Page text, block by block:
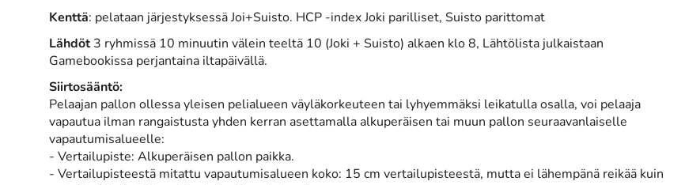
Kenttä: pelataan järjestyksessä Joi+Suisto. HCP -index Joki parilliset, Suisto parittomat
Lähdöt3 ryhmissä 10 minuutin välein teeltä 10 (Joki + Suisto) alkaen klo 8, Lähtölista julkaistaan
Gamebookissa perjantaina iltapäivällä.
Siirtosääntö:
Pelaajan pallon ollessa yleisen pelialueen väyläkorkeuteen tai lyhyemmäksi leikatulla osalla, voi pelaaja
vapautua ilman rangaistusta yhden kerran asettamalla alkuperäisen tai muun pallon seuraavanlaiselle
vapautumisalueelle:
- Vertailupiste: Alkuperäisen pallon paikka.
- Vertailupisteestä mitattu vapautumisalueen koko: 15 cm vertailupisteestä, mutta ei lähempänä reikää kuin